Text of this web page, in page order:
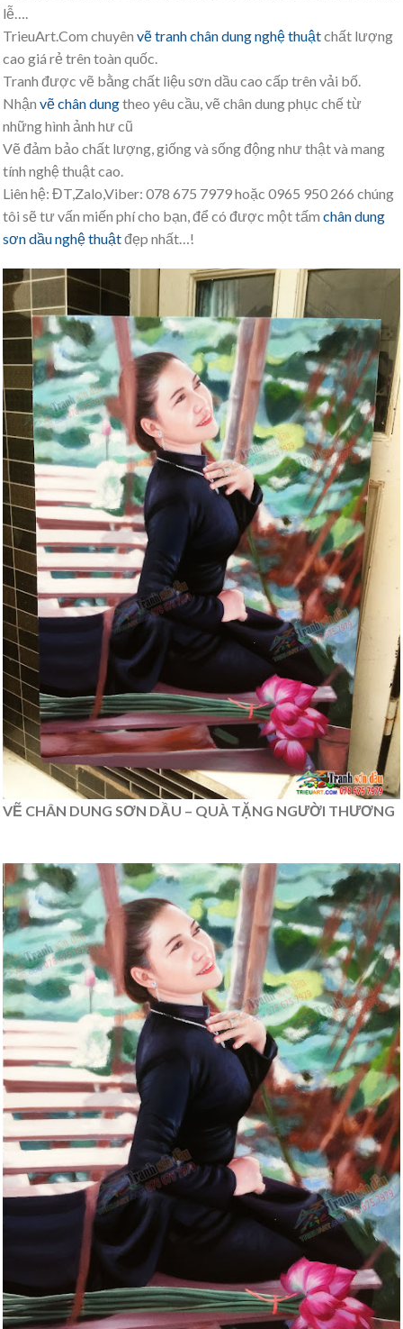
lễ….
TrieuArt.Com chuyên vẽ tranh chân dung nghệ thuậtchất lượng
cao giá rẻ trên toàn quốc.
Tranh được vẽ bằng chất liệu sơn dầu cao cấp trên vải bố.
Nhận vẽ chân dungtheo yêu cầu, vẽ chân dung phục chế từ
những hình ảnh hư cũ
Vẽ đảm bảo chất lượng, giống và sống động như thật và mang
tính nghệ thuật cao.
Liên hệ: ĐT,Zalo,Viber: 078 675 7979 hoặc 0965 950 266 chúng
tôi sẽ tư vấn miến phí cho bạn, để có được một tấm chân dung
sơn dầu nghệ thuậtđẹp nhất…!
VẼ CHÂN DUNG SƠN DẦU – QUÀ TẶNG NGƯỜI THƯƠNG